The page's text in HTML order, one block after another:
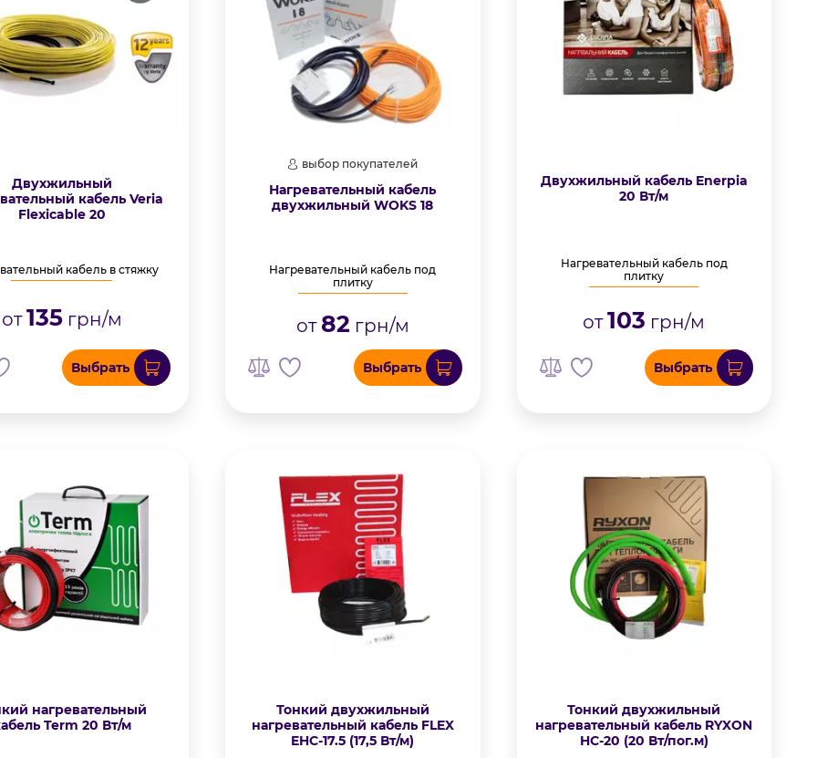
Двухжильный
кабель Veria
Flexicable 20
кабель в стяжку
от135грн/м
Выбрать
выбор покупателей
Нагревательный кабель
двухжильный WOKS 18
Нагревательный кабель под
плитку
от 82 грн/м
Выбрать
Двухжильный кабель Enerpia
20 Вт/м
Нагревательный кабель под
плитку
от103 грн/м
Выбрать
нагревательный
Term 20 Вт/м
Тонкий двухжильный
нагревательный кабель FLEX
EHC-17.5 (17,5 Вт/м)
Тонкий двухжильный
нагревательный кабель RYXON
HC-20 (20 Вт/пог.м)